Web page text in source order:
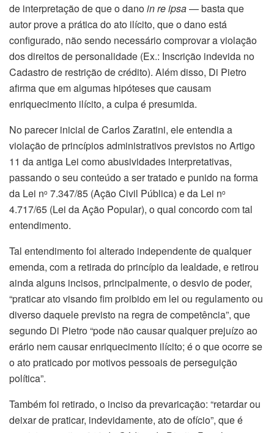
de interpretação de que o danoin re ipsa— basta que
autor prove a prática do ato ilícito, que o dano está
configurado, não sendo necessário comprovar a violação
dos direitos de personalidade (Ex.: Inscrição indevida no
Cadastro de restrição de crédito). Além disso, Di Pietro
afirma que em algumas hipóteses que causam
enriquecimento ilícito, a culpa é presumida.
No parecer inicial de Carlos Zaratini, ele entendia a
violação de princípios administrativos previstos no Artigo
11 da antiga Lei como abusividades interpretativas,
passando o seu conteúdo a ser tratado e punido na forma
da Lei no 7.347/85 (Ação Civil Pública) e da Lei no
4.717/65 (Lei da Ação Popular), o qual concordo com tal
entendimento.
Tal entendimento foi alterado independente de qualquer
emenda, com a retirada do princípio da lealdade, e retirou
ainda alguns incisos, principalmente, o desvio de poder,
“praticar ato visando fim proibido em lei ou regulamento ou
diverso daquele previsto na regra de competência”, que
segundo Di Pietro “pode não causar qualquer prejuízo ao
erário nem causar enriquecimento ilícito; é o que ocorre se
o ato praticado por motivos pessoais de perseguição
política”.
Também foi retirado, o inciso da prevaricação: “retardar ou
deixar de praticar, indevidamente, ato de ofício”, que é